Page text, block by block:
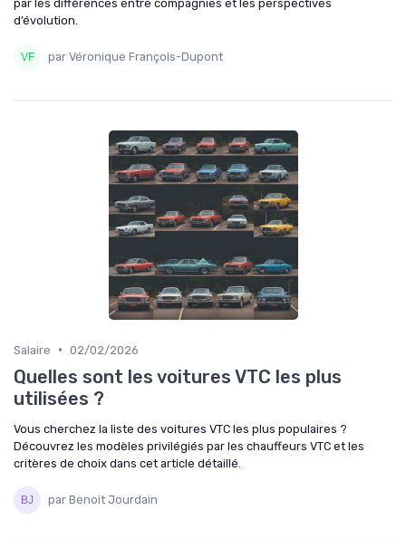
par les différences entre compagnies et les perspectives
d’évolution.
par Véronique François-Dupont
Salaire • 02/02/2026
Quelles sont les voitures VTC les plus
utilisées ?
Vous cherchez la liste des voitures VTC les plus populaires ?
Découvrez les modèles privilégiés par les chauffeurs VTC et les
critères de choix dans cet article détaillé.
par Benoit Jourdain